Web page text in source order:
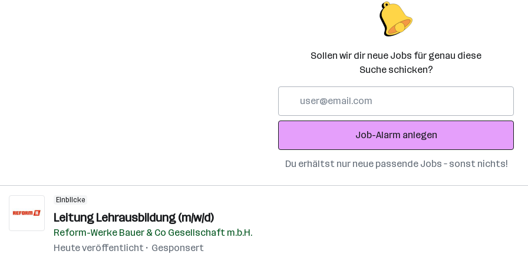
Sollen wir dir neue Jobs für genau diese
Suche schicken?
Adresse
Job-Alarm anlegen
Du erhältst nur neue passende Jobs – sonst nichts!
Einblicke
Leitung Lehrausbildung (m/w/d)
Reform-Werke Bauer & Co Gesellschaft m.b.H.
Heute veröffentlicht
Gesponsert